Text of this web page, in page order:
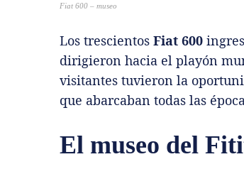
Fiat 600 – museo
Los trescientos Fiat 600
dirigieron hacia el playón
visitantes tuvieron la
que abarcaban todas las
El museo del